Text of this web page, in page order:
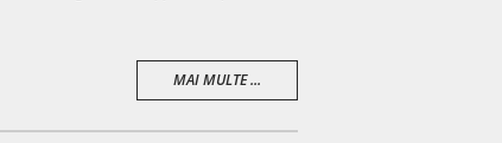
MAI MULTE ...